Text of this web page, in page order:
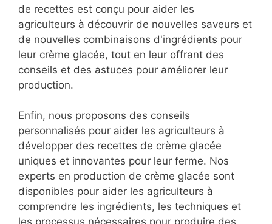
de recettes est conçu pour aider les
agriculteurs à découvrir de nouvelles saveurs et
de nouvelles combinaisons d'ingrédients pour
leur crème glacée, tout en leur offrant des
conseils et des astuces pour améliorer leur
production.
Enfin, nous proposons des conseils
personnalisés pour aider les agriculteurs à
développer des recettes de crème glacée
uniques et innovantes pour leur ferme. Nos
experts en production de crème glacée sont
disponibles pour aider les agriculteurs à
comprendre les ingrédients, les techniques et